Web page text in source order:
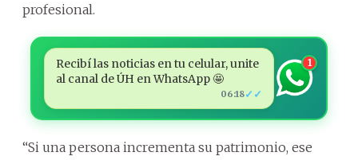
profesional.
Recibí las noticias en tu celular, unite
al canal de ÚH en WhatsApp 🤩
06:18✓✓
1
“Si una persona incrementa su patrimonio, ese